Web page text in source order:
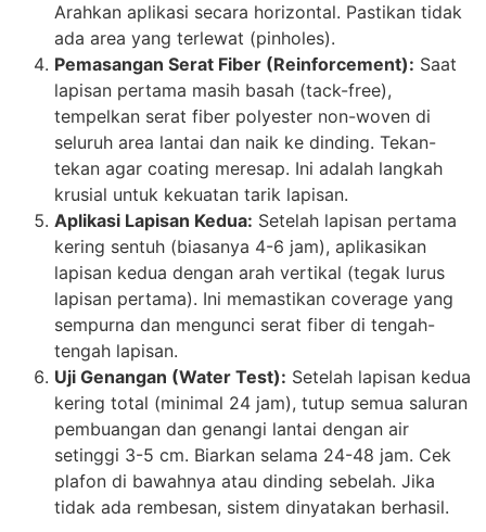
Arahkan aplikasi secara horizontal. Pastikan tidak
ada area yang terlewat (pinholes).
Pemasangan Serat Fiber (Reinforcement): Saat
lapisan pertama masih basah (tack-free),
tempelkan serat fiber polyester non-woven di
seluruh area lantai dan naik ke dinding. Tekan-
tekan agar coating meresap. Ini adalah langkah
krusial untuk kekuatan tarik lapisan.
Aplikasi Lapisan Kedua: Setelah lapisan pertama
kering sentuh (biasanya 4-6 jam), aplikasikan
lapisan kedua dengan arah vertikal (tegak lurus
lapisan pertama). Ini memastikan coverage yang
sempurna dan mengunci serat fiber di tengah-
tengah lapisan.
Uji Genangan (Water Test): Setelah lapisan kedua
kering total (minimal 24 jam), tutup semua saluran
pembuangan dan genangi lantai dengan air
setinggi 3-5 cm. Biarkan selama 24-48 jam. Cek
plafon di bawahnya atau dinding sebelah. Jika
tidak ada rembesan, sistem dinyatakan berhasil.